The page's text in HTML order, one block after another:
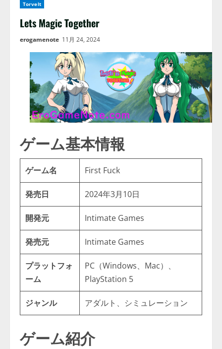
Torvelt
Lets Magic Together
erogamenote 11月 24, 2024
ゲーム基本情報
ゲーム名 First Fuck
発売日 2024年3月10日
開発元 Intimate Games
発売元 Intimate Games
プラットフォ
ーム
PC（Windows、Mac）、
PlayStation 5
ジャンル アダルト、シミュレーション
ゲーム紹介